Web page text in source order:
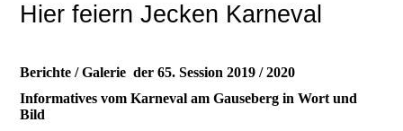
Hier feiern Jecken Karneval
Berichte / Galerie der 65. Session 2019 / 2020
Informatives vom Karneval am Gauseberg in Wort und
Bild